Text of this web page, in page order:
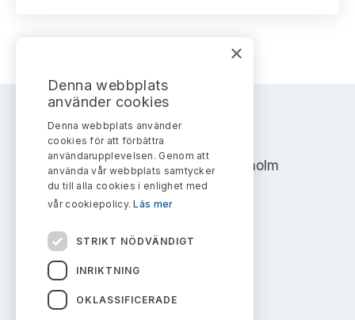
Publikationer och anföranden
AKTIEMARKNADSNÄMNDEN
Address: Box 7354, 103 90 Stockholm
info@aktiemarknadsnamnden.se
Om innehållet
Om webbplatsen
×
Denna webbplats
använder cookies
Denna webbplats använder
cookies för att förbättra
användarupplevelsen. Genom att
använda vår webbplats samtycker
du till alla cookies i enlighet med
vår cookiepolicy.Läs mer
STRIKT NÖDVÄNDIGT
INRIKTNING
OKLASSIFICERADE